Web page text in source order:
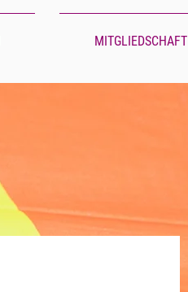
MITGLIEDSCHAFT